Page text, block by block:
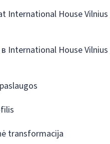
International House
International House
transformacija